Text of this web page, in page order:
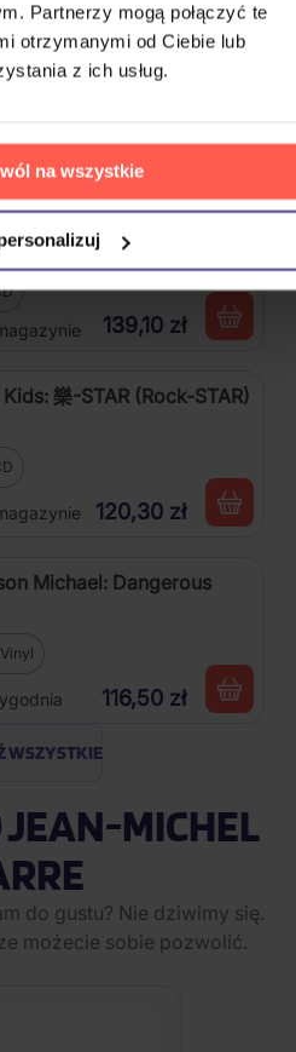
Partnerzy mogą połączyć te
otrzymanymi od Ciebie lub
z ich usług.
na wszystkie
Maxident
125,90 zł
Born Pink (BOX, Pink
139,10 zł
樂-STAR (Rock-STAR)
120,30 zł
Michael: Dangerous
116,50 zł
WSZYSTKIE
MICHEL
do gustu? Nie dziwimy się.
możecie sobie pozwolić.